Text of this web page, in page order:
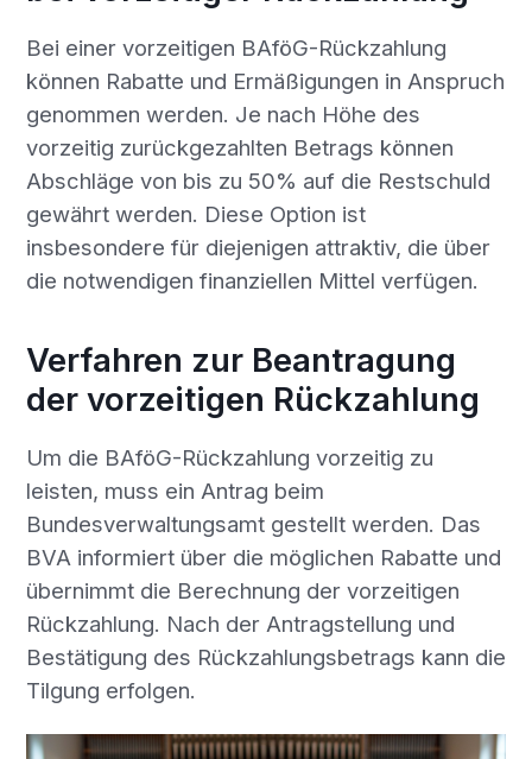
Bei einer vorzeitigen BAföG-Rückzahlung
können Rabatte und Ermäßigungen in Anspruch
genommen werden. Je nach Höhe des
vorzeitig zurückgezahlten Betrags können
Abschläge von bis zu 50% auf die Restschuld
gewährt werden. Diese Option ist
insbesondere für diejenigen attraktiv, die über
die notwendigen finanziellen Mittel verfügen.
Verfahren zur Beantragung
der vorzeitigen Rückzahlung
Um die BAföG-Rückzahlung vorzeitig zu
leisten, muss ein Antrag beim
Bundesverwaltungsamt gestellt werden. Das
BVA informiert über die möglichen Rabatte und
übernimmt die Berechnung der vorzeitigen
Rückzahlung. Nach der Antragstellung und
Bestätigung des Rückzahlungsbetrags kann die
Tilgung erfolgen.